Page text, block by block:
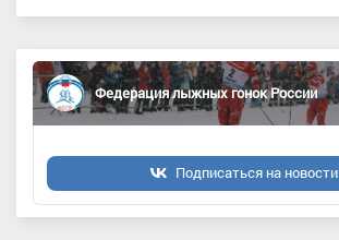
Федерация лыжных гонок России
Подписаться на новости